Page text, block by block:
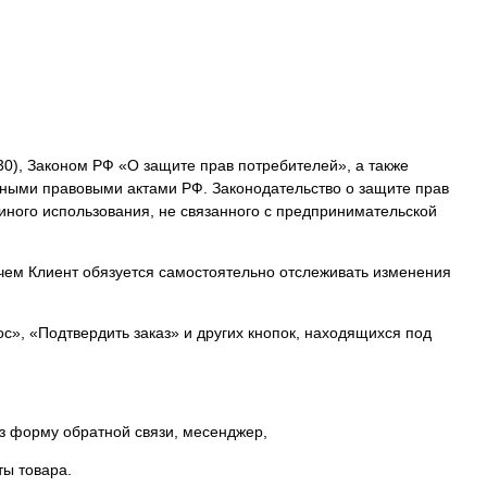
Законом РФ «О защите прав потребителей», а также
правовыми актами РФ. Законодательство о защите прав
использования, не связанного с предпринимательской
Клиент обязуется самостоятельно отслеживать изменения
«Подтвердить заказ» и других кнопок, находящихся под
форму обратной связи, месенджер,
товара.